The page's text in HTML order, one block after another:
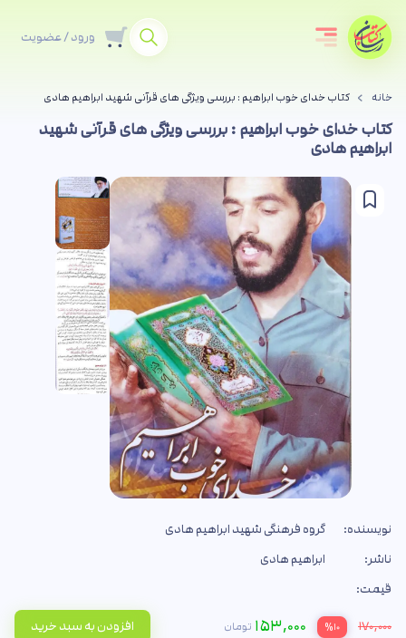
ورود / عضویت
خانه کتاب خدای خوب ابراهیم : بررسی ویژگی های قرآنی شهید ابراهیم هادی
کتاب خدای خوب ابراهیم : بررسی ویژگی های قرآنی شهید
ابراهیم هادی
نویسنده:
گروه فرهنگی شهید ابراهیم هادی
ناشر:
ابراهیم هادی
قیمت:
۱۷۰,۰۰۰ %۱۰ ۱۵۳,۰۰۰ تومان افزودن به سبد خرید